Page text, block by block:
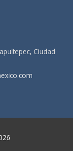
Ciudad